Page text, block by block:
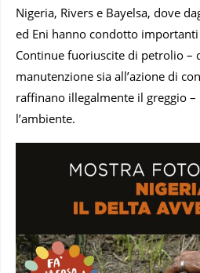
Nigeria, Rivers e Bayelsa, dove
ed Eni hanno condotto
Continue fuoriuscite di petrolio –
manutenzione sia all’azione di
raffinano illegalmente il greggio
l’ambiente.